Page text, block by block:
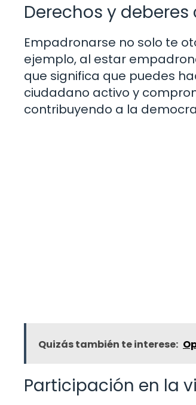
Derechos y
Empadronarse no solo te
ejemplo, al estar
que significa que puedes
ciudadano activo y
contribuyendo a la
Quizás también te interese:
Participación en la